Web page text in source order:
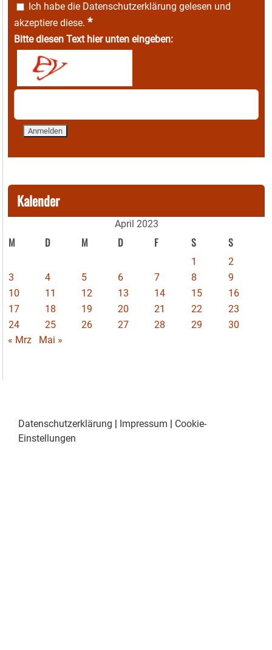
Ich habe die Datenschutzerklärung gelesen und
akzeptiere diese. *
Bitte diesen Text hier unten eingeben:
Kalender
April 2023
M D M D F S S
1
2
3
4 5 6 7 8
9
10
11 12 13 14 15
16
17
18 19 20 21 22
23
24
25 26 27 28 29
30
« Mrz
Mai »
Datenschutzerklärung Impressum
Cookie-
Einstellungen